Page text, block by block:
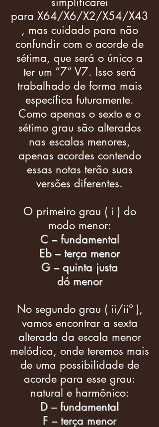
para X64/X6/X2/X54/X43
, mas cuidado para não
confundir com o acorde de
sétima, que será o único a
ter um “7” V7. Isso será
trabalhado de forma mais
específica futuramente.
Como apenas o sexto e o
sétimo grau são alterados
nas escalas menores,
apenas acordes contendo
essas notas terão suas
versões diferentes.
O primeiro grau ( i ) do
modo menor:
C – fundamental
Eb – terça menor
G – quinta justa
dó menor
No segundo grau ( ii/iiº ),
vamos encontrar a sexta
alterada da escala menor
melódica, onde teremos mais
de uma possibilidade de
acorde para esse grau:
natural e harmônico:
D – fundamental
F – terça menor